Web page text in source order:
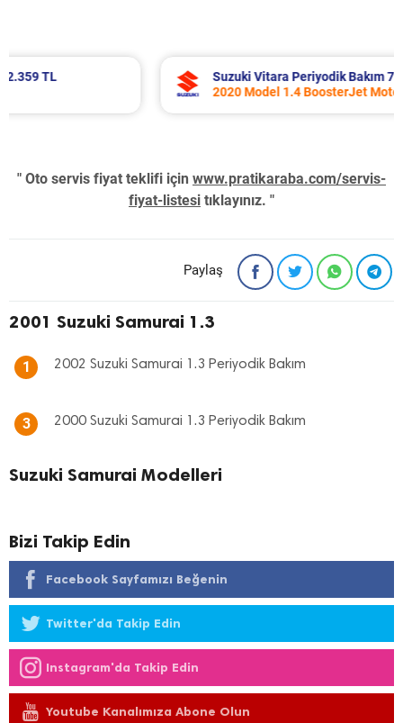
Suzuki Vitara Periyodik Bakım 7.680 TL
2020 Model 1.4 BoosterJet Motor
" Oto servis fiyat teklifi için www.pratikaraba.com/servis-
fiyat-listesi tıklayınız. "
Paylaş
2001 Suzuki Samurai 1.3
1 2002 Suzuki Samurai 1.3 Periyodik Bakım
3 2000 Suzuki Samurai 1.3 Periyodik Bakım
Suzuki Samurai Modelleri
Bizi Takip Edin
Facebook Sayfamızı Beğenin
Twitter'da Takip Edin
Instagram'da Takip Edin
Youtube Kanalımıza Abone Olun